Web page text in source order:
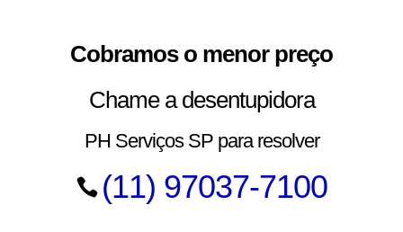
Cobramos o menor preço
Chame a desentupidora
PH Serviços SP para resolver
(11) 97037-7100